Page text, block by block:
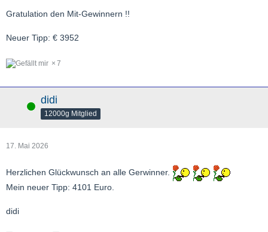
Gratulation den Mit-Gewinnern !!
Neuer Tipp: € 3952
7
Online didi
12000g Mitglied
17. Mai 2026
Herzlichen Glückwunsch an alle Gerwinner.
Mein neuer Tipp: 4101 Euro.
didi